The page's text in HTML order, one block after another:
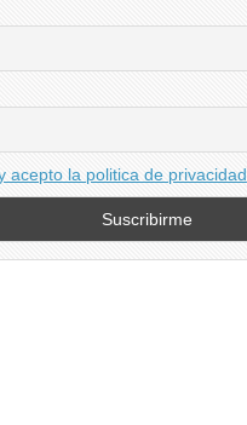
acepto la politica de privacidad